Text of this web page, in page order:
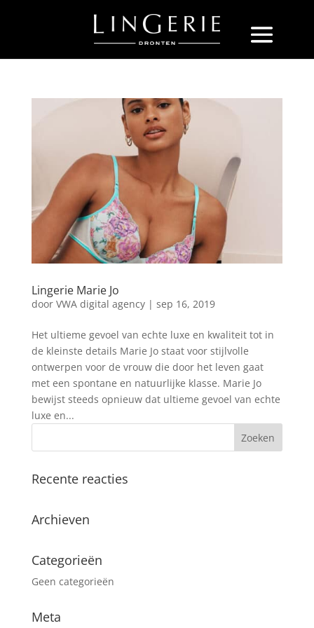
Lingerie Marie Jo
door VWA digital agency| sep 16, 2019
Het ultieme gevoel van echte luxe en kwaliteit tot in
de kleinste details Marie Jo staat voor stijlvolle
ontwerpen voor de vrouw die door het leven gaat
met een spontane en natuurlijke klasse. Marie Jo
bewijst steeds opnieuw dat ultieme gevoel van echte
luxe en...
Recente reacties
Archieven
Categorieën
Geen categorieën
Meta